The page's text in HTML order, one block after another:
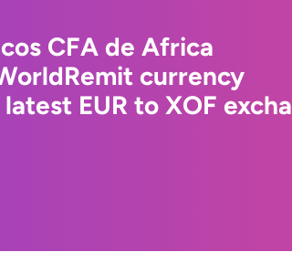
CFA de Africa
currency
EUR to XOF